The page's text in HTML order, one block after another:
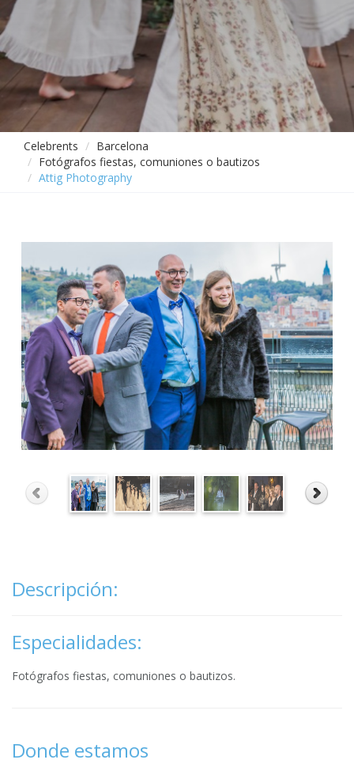
Celebrents
Barcelona
Fotógrafos fiestas, comuniones o bautizos
Attig Photography
Descripción:
Especialidades:
Fotógrafos fiestas, comuniones o bautizos.
Donde estamos